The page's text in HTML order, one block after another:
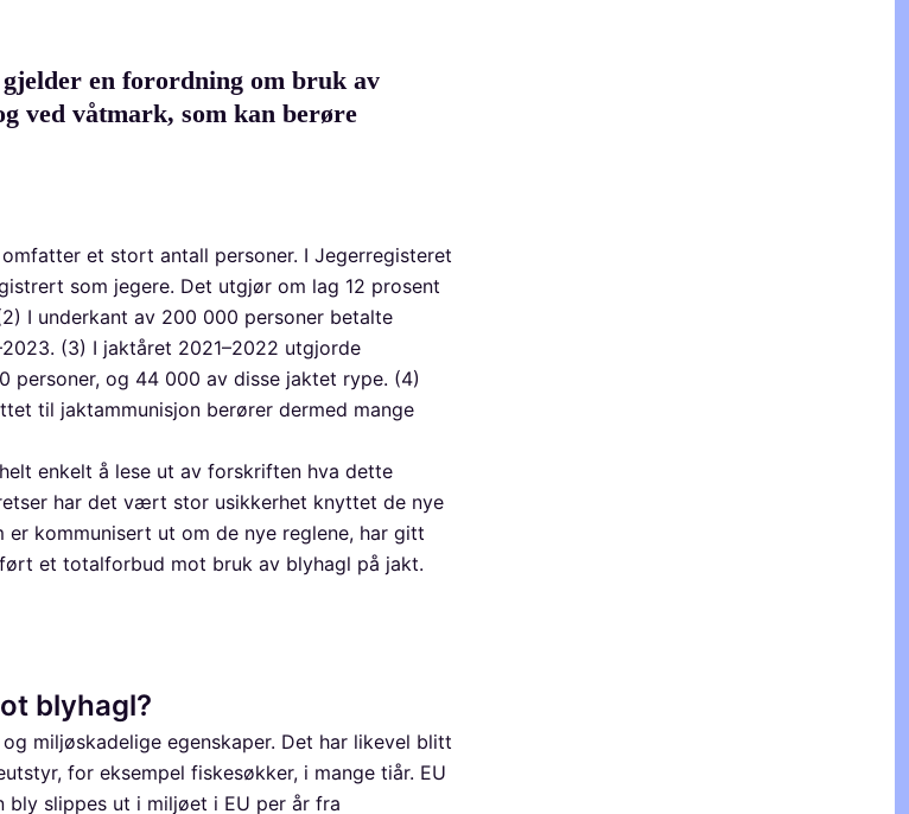
en forordning om bruk av
ved våtmark, som kan berøre
et stort antall personer. I Jegerregisteret
som jegere. Det utgjør om lag 12 prosent
I underkant av 200 000 personer betalte
(3) I jaktåret 2021–2022 utgjorde
personer, og 44 000 av disse jaktet rype. (4)
til jaktammunisjon berører dermed mange
enkelt å lese ut av forskriften hva dette
har det vært stor usikkerhet knyttet de nye
er kommunisert ut om de nye reglene, har gitt
et totalforbud mot bruk av blyhagl på jakt.
blyhagl?
miljøskadelige egenskaper. Det har likevel blitt
for eksempel fiskesøkker, i mange tiår. EU
slippes ut i miljøet i EU per år fra